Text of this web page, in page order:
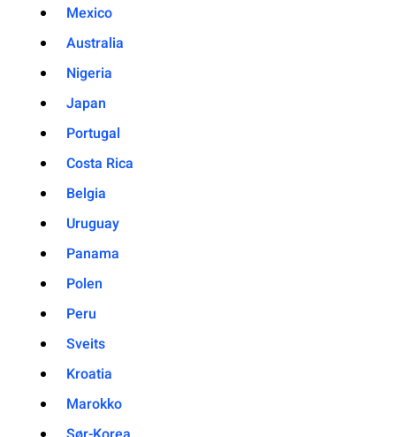
Mexico
Australia
Nigeria
Japan
Portugal
Costa Rica
Belgia
Uruguay
Panama
Polen
Peru
Sveits
Kroatia
Marokko